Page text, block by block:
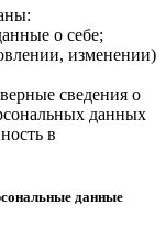
о себе;
изменении)
сведения о
данных
в
данные